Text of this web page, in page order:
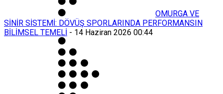
OMURGA VE
SİNİR SİSTEMİ: DÖVÜŞ SPORLARINDA PERFORMANSIN
BİLİMSEL TEMELİ - 14 Haziran 2026 00:44